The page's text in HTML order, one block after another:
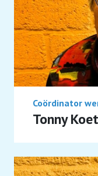
Coördinator
Tonny